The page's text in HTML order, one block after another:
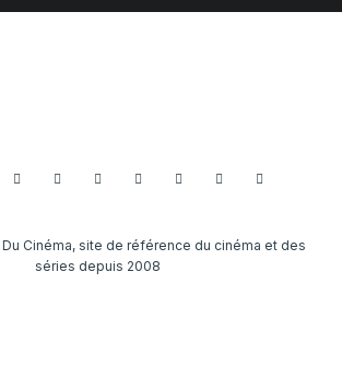
Cinéma, site de référence du cinéma et des
séries depuis 2008